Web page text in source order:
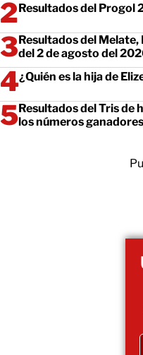
Resultados del Progol
Resultados del
del 2 de agosto del
¿Quién es la hija de
Resultados del Tris de
los números ganadores